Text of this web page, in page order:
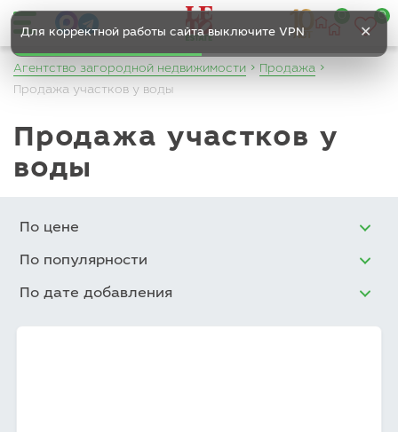
Для корректной работы сайта выключите VPN ✕
0
Агентство загородной недвижимости
Продажа
Продажа участков у воды
Продажа участков у
воды
По цене
По популярности
По дате добавления